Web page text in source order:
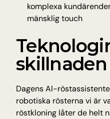
komplexa
mänsklig touch
skillnaden
Dagens AI-
robotiska rösterna vi är
röstkloning låter de helt